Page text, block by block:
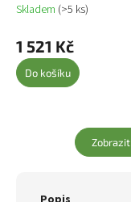
Skladem (>5 ks)
1 521 Kč
Do košíku